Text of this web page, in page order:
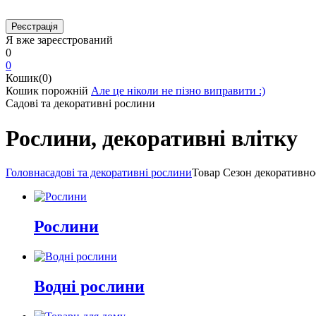
Я вже зареєстрований
0
0
Кошик(0)
Кошик порожній Але це ніколи не пізно виправити :)
Садові та декоративні рослини
Рослини, декоративні влітку
Головнасадові та декоративні рослиниТовар Cезон
Рослини
Водні рослини